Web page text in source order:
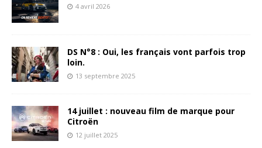
4 avril 2026
DS N°8 : Oui, les français vont parfois trop
loin.
13 septembre 2025
14 juillet : nouveau film de marque pour
Citroën
12 juillet 2025